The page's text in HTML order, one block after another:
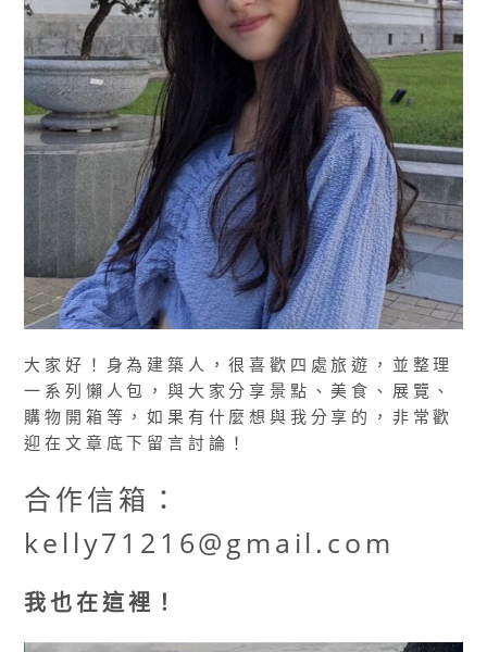
風！〉
中
大家好！身為建築人，很喜歡四處旅遊，並整理
一系列懶人包，與大家分享景點、美食、展覽、
購物開箱等，如果有什麼想與我分享的，非常歡
迎在文章底下留言討論！
合作信箱：
kelly71216@gmail.com
我也在這裡！